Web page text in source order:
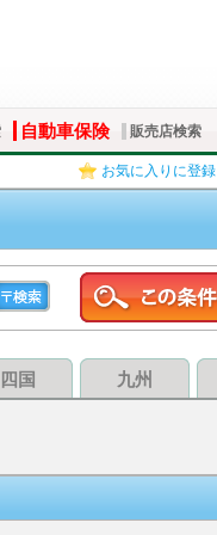
自動車保険 販売店検索
お気に入りに登録
四国 九州